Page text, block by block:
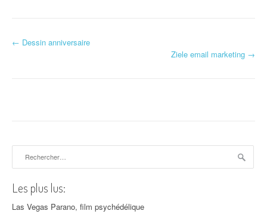
Navigation d'article
← Dessin anniversaire
Ziele email marketing →
Les plus lus:
Las Vegas Parano, film psychédélique